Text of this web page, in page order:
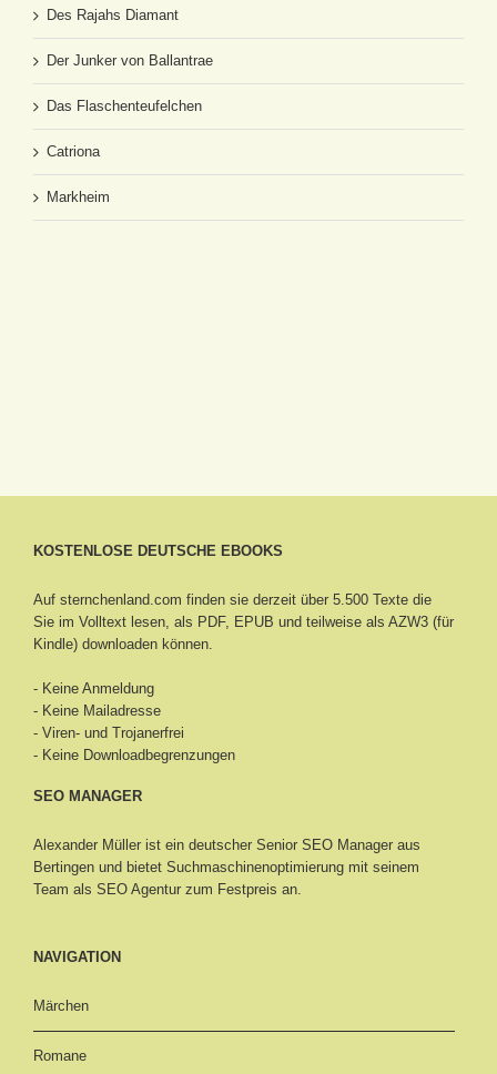
Des Rajahs Diamant
Der Junker von Ballantrae
Das Flaschenteufelchen
Catriona
Markheim
KOSTENLOSE DEUTSCHE EBOOKS
Auf sternchenland.com finden sie derzeit über 5.500 Texte die
Sie im Volltext lesen, als PDF, EPUB und teilweise als AZW3 (für
Kindle) downloaden können.
- Keine Anmeldung
- Keine Mailadresse
- Viren- und Trojanerfrei
- Keine Downloadbegrenzungen
SEO MANAGER
Alexander Müller ist ein deutscher Senior SEO Manager aus
Bertingen und bietet Suchmaschinenoptimierung mit seinem
Team als SEO Agentur zum Festpreis an.
NAVIGATION
Märchen
Romane